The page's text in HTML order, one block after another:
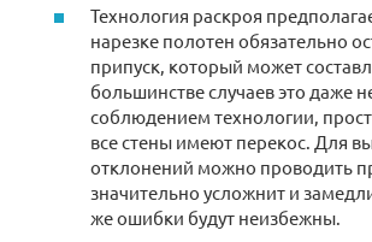
Технология раскроя
нарезке полотен обязательно
припуск, который может
большинстве случаев это даже
соблюдением технологии,
все стены имеют перекос. Для
отклонений можно проводить
значительно усложнит и
же ошибки будут неизбежны.